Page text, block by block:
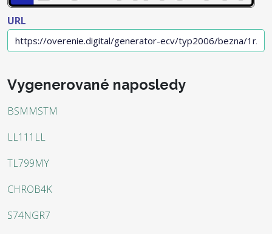
URL
Vygenerované naposledy
BSMMSTM
LL111LL
TL799MY
CHROB4K
S74NGR7